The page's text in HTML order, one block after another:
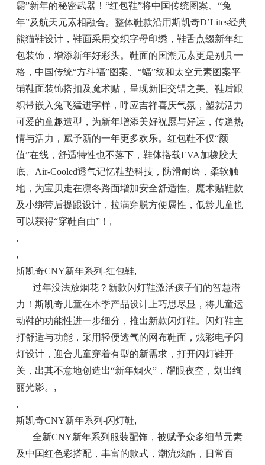
霸”新年的秘密武器！“红包鞋”将中国传统图案、“兔
年”及航天元素相融合。整体鞋款沿用斯凯奇D’Lites经典
熊猫鞋设计，鞋面采用交织字母印绣，鞋舌点缀新年红
包装饰，增添新年好彩头。鞋面的国潮元素更是别具一
格，中国传统“方斗福”图案、“蝠”纹和太空元素图案平
铺鞋面装饰搭扣及魔术贴，呈现新旧交错之美。鞋后跟
织带嵌入兔飞猛进字样，呼应吉祥喜庆气氛，塑就活力
可爱的童趣造型，为新年增添美好祝愿与好运，传递热
情与活力，赋予新的一年更多欢乐。红包鞋不仅“颜
值”在线，舒适特性也不落下，鞋体搭载EVA加橡胶大
底、Air-Cooled透气记忆鞋垫科技，防滑耐磨，柔软触
地，为宝贝走在凛冬路面增加安全舒适性。魔术贴鞋款
及小绑带后提跟设计，拉满穿脱方便属性，低龄儿童也
可以获得“穿鞋自由”！ ,
,
,
斯凯奇CNY新年系列-红包鞋,
过年没法放烟花？新款闪灯鞋激活孩子们的智慧潜
力！斯凯奇儿童在本季产品设计上巧思尽显，将儿童运
动鞋的功能性进一步细分，推出新款闪灯鞋。闪灯鞋主
打舒适与功能，采用轻便透气的网布鞋面，炫彩电子闪
灯设计，迎合儿童穿着有型的新需求，打开闪灯鞋开
关，出其不意地创造出“新年烟火”，耀眼夜空，划出绚
丽光影。 ,
,
斯凯奇CNY新年系列-闪灯鞋,
全新CNY新年系列服装配饰，被赋予众多细节元素
及中国红色彩搭配，丰富的款式，潮流炫酷，日常百